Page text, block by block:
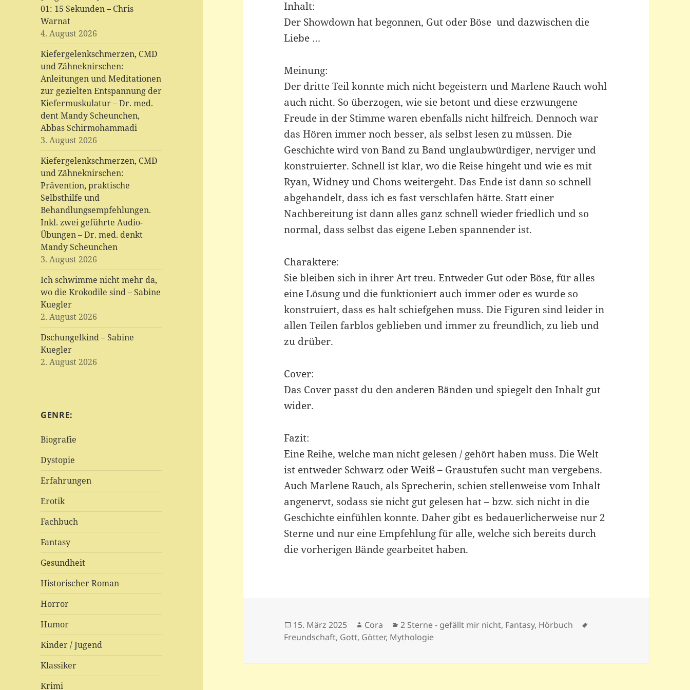
01: 15 Sekunden – Chris
Warnat
4. August 2026
Kiefergelenkschmerzen, CMD
und Zähneknirschen:
Anleitungen und Meditationen
zur gezielten Entspannung der
Kiefermuskulatur – Dr. med.
dent Mandy Scheunchen,
Abbas Schirmohammadi
3. August 2026
Kiefergelenkschmerzen, CMD
und Zähneknirschen:
Prävention, praktische
Selbsthilfe und
Behandlungsempfehlungen.
Inkl. zwei geführte Audio-
Übungen – Dr. med. denkt
Mandy Scheunchen
3. August 2026
Ich schwimme nicht mehr da,
wo die Krokodile sind – Sabine
Kuegler
2. August 2026
Dschungelkind – Sabine
Kuegler
2. August 2026
GENRE:
Biografie
Dystopie
Erfahrungen
Erotik
Fachbuch
Fantasy
Gesundheit
Historischer Roman
Horror
Humor
Kinder / Jugend
Klassiker
Krimi
Inhalt:
Der Showdown hat begonnen, Gut oder Böse und dazwischen die
Liebe …
Meinung:
Der dritte Teil konnte mich nicht begeistern und Marlene Rauch wohl
auch nicht. So überzogen, wie sie betont und diese erzwungene
Freude in der Stimme waren ebenfalls nicht hilfreich. Dennoch war
das Hören immer noch besser, als selbst lesen zu müssen. Die
Geschichte wird von Band zu Band unglaubwürdiger, nerviger und
konstruierter. Schnell ist klar, wo die Reise hingeht und wie es mit
Ryan, Widney und Chons weitergeht. Das Ende ist dann so schnell
abgehandelt, dass ich es fast verschlafen hätte. Statt einer
Nachbereitung ist dann alles ganz schnell wieder friedlich und so
normal, dass selbst das eigene Leben spannender ist.
Charaktere:
Sie bleiben sich in ihrer Art treu. Entweder Gut oder Böse, für alles
eine Lösung und die funktioniert auch immer oder es wurde so
konstruiert, dass es halt schiefgehen muss. Die Figuren sind leider in
allen Teilen farblos geblieben und immer zu freundlich, zu lieb und
zu drüber.
Cover:
Das Cover passt du den anderen Bänden und spiegelt den Inhalt gut
wider.
Fazit:
Eine Reihe, welche man nicht gelesen / gehört haben muss. Die Welt
ist entweder Schwarz oder Weiß – Graustufen sucht man vergebens.
Auch Marlene Rauch, als Sprecherin, schien stellenweise vom Inhalt
angenervt, sodass sie nicht gut gelesen hat – bzw. sich nicht in die
Geschichte einfühlen konnte. Daher gibt es bedauerlicherweise nur 2
Sterne und nur eine Empfehlung für alle, welche sich bereits durch
die vorherigen Bände gearbeitet haben.
Veröffentlicht
am
15. März 2025 Autor
Cora Kategorien
2 Sterne - gefällt mir nicht, Fantasy, Hörbuch
Freundschaft, Gott, Götter, Mythologie